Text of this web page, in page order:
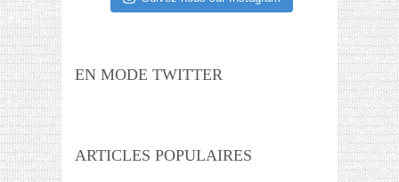
EN MODE TWITTER
ARTICLES POPULAIRES